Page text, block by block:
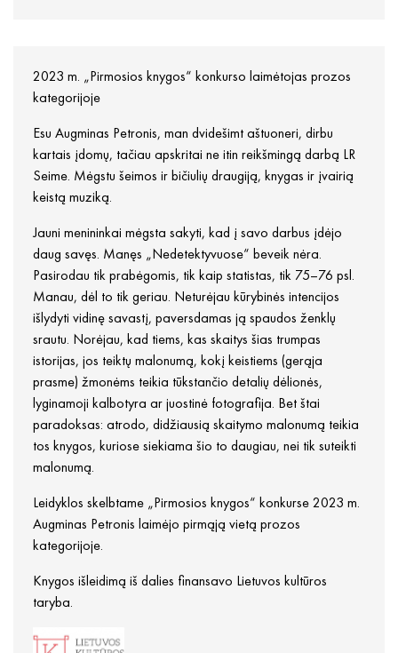
2023 m. „Pirmosios knygos“ konkurso laimėtojas prozos
kategorijoje
Esu Augminas Petronis, man dvidešimt aštuoneri, dirbu
kartais įdomų, tačiau apskritai ne itin reikšmingą darbą LR
Seime. Mėgstu šeimos ir bičiulių draugiją, knygas ir įvairią
keistą muziką.
Jauni menininkai mėgsta sakyti, kad į savo darbus įdėjo
daug savęs. Manęs „Nedetektyvuose“ beveik nėra.
Pasirodau tik prabėgomis, tik kaip statistas, tik 75–76 psl.
Manau, dėl to tik geriau. Neturėjau kūrybinės intencijos
išlydyti vidinę savastį, paversdamas ją spaudos ženklų
srautu. Norėjau, kad tiems, kas skaitys šias trumpas
istorijas, jos teiktų malonumą, kokį keistiems (gerąja
prasme) žmonėms teikia tūkstančio detalių dėlionės,
lyginamoji kalbotyra ar juostinė fotografija. Bet štai
paradoksas: atrodo, didžiausią skaitymo malonumą teikia
tos knygos, kuriose siekiama šio to daugiau, nei tik suteikti
malonumą.
Leidyklos skelbtame „Pirmosios knygos“ konkurse 2023 m.
Augminas Petronis laimėjo pirmąją vietą prozos
kategorijoje.
Knygos išleidimą iš dalies finansavo Lietuvos kultūros
taryba.